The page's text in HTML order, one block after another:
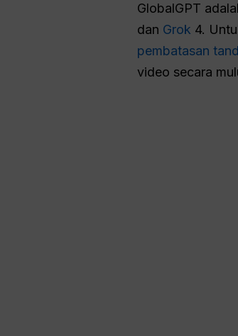
GlobalGPT
dan Grok 4.
pembatasan
video secara